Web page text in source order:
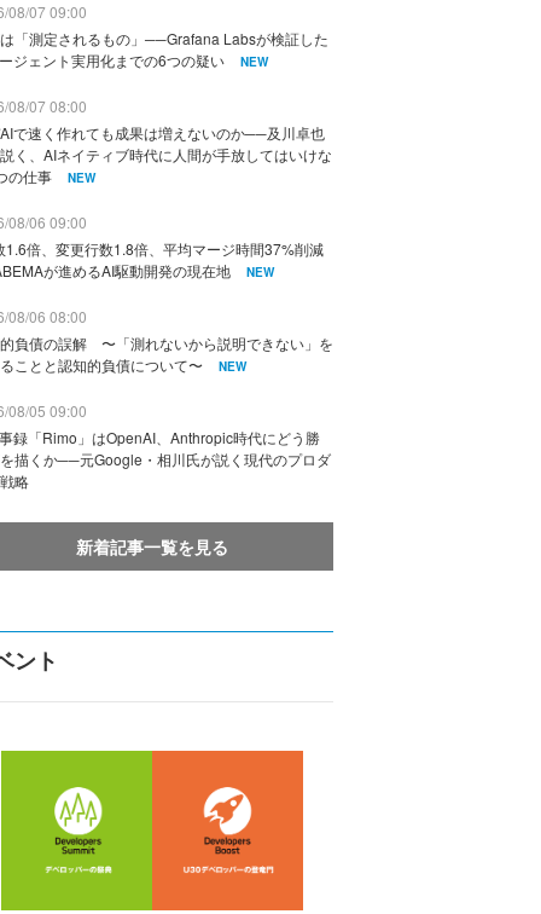
08/07 09:00
「測定されるもの」──Grafana Labsが検証した
ジェント実用化までの6つの疑い
NEW
08/07 08:00
で速く作れても成果は増えないのか──及川卓也
く、AIネイティブ時代に人間が手放してはいけな
の仕事
NEW
08/06 09:00
1.6倍、変更行数1.8倍、平均マージ時間37%削減
が進めるAI駆動開発の現在地
NEW
08/06 08:00
負債の誤解 〜「測れないから説明できない」を
ことと認知的負債について〜
NEW
08/05 09:00
録「Rimo」はOpenAI、Anthropic時代にどう勝
描くか──元Google・相川氏が説く現代のプロダ
略
新着記事一覧を見る
ント